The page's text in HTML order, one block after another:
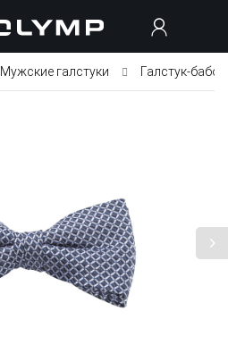
Мужские галстуки Галстук-